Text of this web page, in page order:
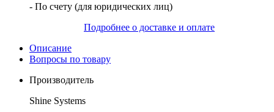
- По счету (для юридических лиц)
Подробнее о доставке и оплате
Описание
Вопросы по товару
Производитель
Shine Systems